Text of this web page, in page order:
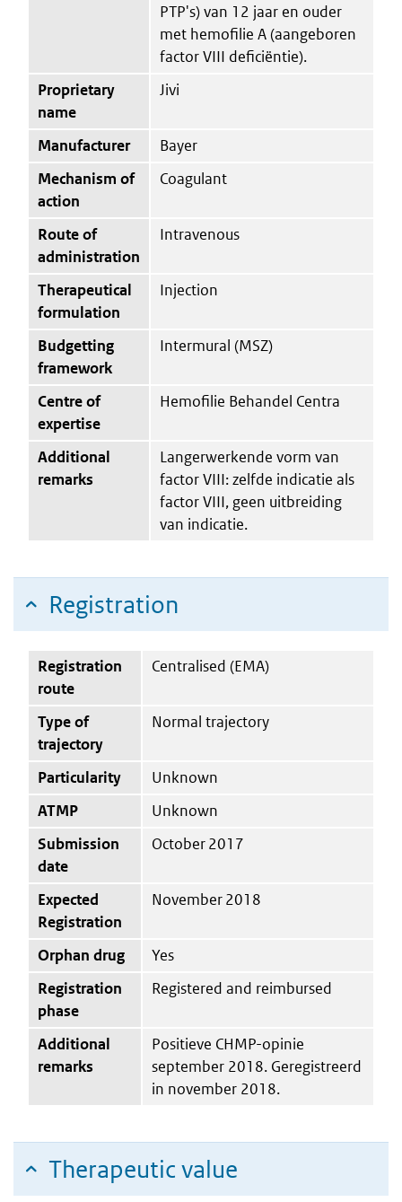
PTP's) van 12 jaar en ouder
met hemofilie A (aangeboren
factor VIII deficiëntie).
Proprietary
name
Jivi
Manufacturer
Bayer
Mechanism of
action
Coagulant
Route of
administration
Intravenous
Therapeutical
formulation
Injection
Budgetting
framework
Intermural (MSZ)
Centre of
expertise
Hemofilie Behandel Centra
Additional
remarks
Langerwerkende vorm van
factor VIII: zelfde indicatie als
factor VIII, geen uitbreiding
van indicatie.
Registration
Registration
route
Centralised (EMA)
Type of
trajectory
Normal trajectory
Particularity
Unknown
ATMP
Unknown
Submission
date
October 2017
Expected
Registration
November 2018
Orphan drug
Yes
Registration
phase
Registered and reimbursed
Additional
remarks
Positieve CHMP-opinie
september 2018. Geregistreerd
in november 2018.
Therapeutic value